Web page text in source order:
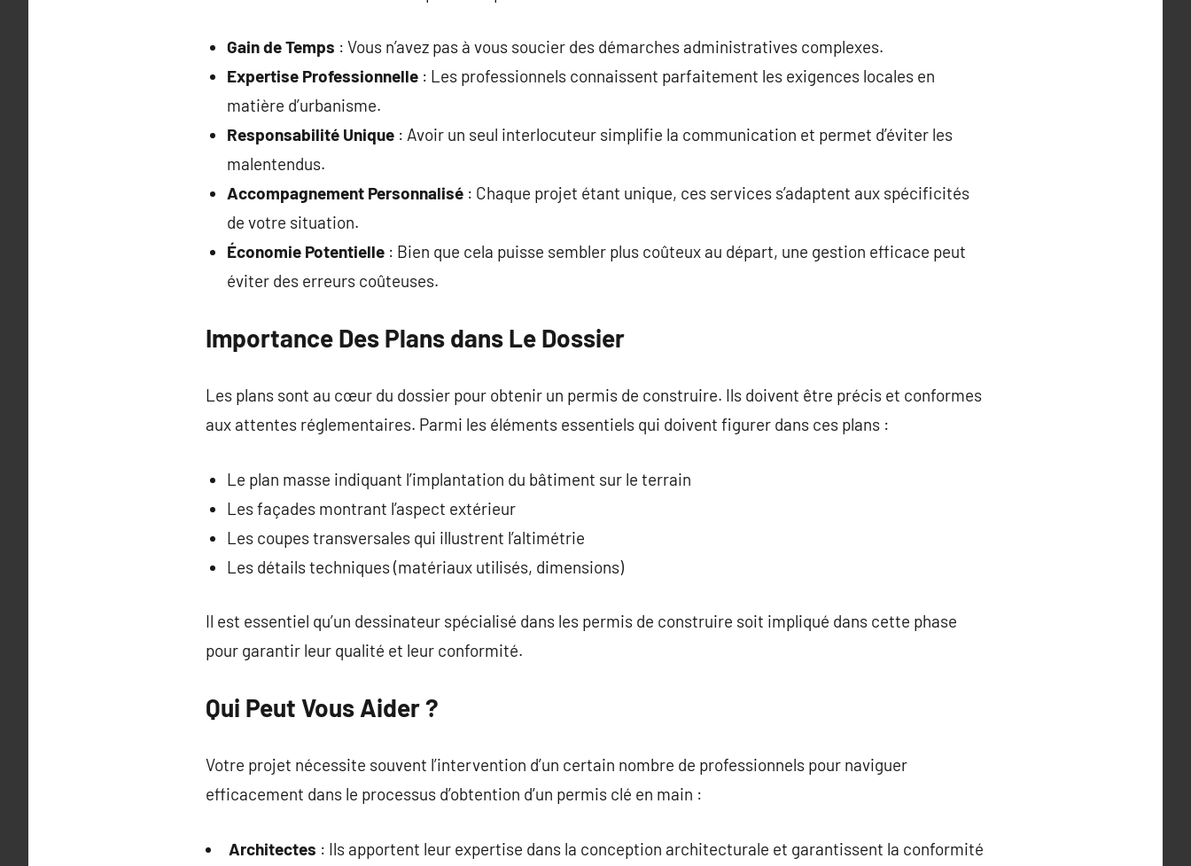
Gain de Temps : Vous n’avez pas à vous soucier des démarches administratives complexes.
Expertise Professionnelle: Les professionnels connaissent parfaitement les exigences locales en
matière d’urbanisme.
Responsabilité Unique: Avoir un seul interlocuteur simplifie la communication et permet d’éviter les
malentendus.
Accompagnement Personnalisé: Chaque projet étant unique, ces services s’adaptent aux spécificités
de votre situation.
Économie Potentielle: Bien que cela puisse sembler plus coûteux au départ, une gestion efficace peut
éviter des erreurs coûteuses.
Importance Des Plans dans Le Dossier
Les plans sont au cœur du dossier pour obtenir un permis de construire. Ils doivent être précis et conformes
aux attentes réglementaires. Parmi les éléments essentiels qui doivent figurer dans ces plans :
Le plan masse indiquant l’implantation du bâtiment sur le terrain
Les façades montrant l’aspect extérieur
Les coupes transversales qui illustrent l’altimétrie
Les détails techniques (matériaux utilisés, dimensions)
Il est essentiel qu’un dessinateur spécialisé dans les permis de construire soit impliqué dans cette phase
pour garantir leur qualité et leur conformité.
Qui Peut Vous Aider ?
Votre projet nécessite souvent l’intervention d’un certain nombre de professionnels pour naviguer
efficacement dans le processus d’obtention d’un permis clé en main :
Architectes : Ils apportent leur expertise dans la conception architecturale et garantissent la conformité